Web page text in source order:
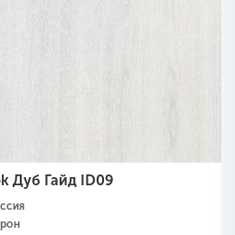
Дуб Гайд ID09